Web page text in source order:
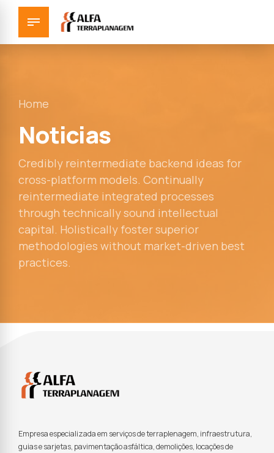
Home
Noticias
Credibly reintermediate backend ideas for
cross-platform models. Continually
reintermediate integrated processes
through technically sound intellectual
capital. Holistically foster superior
methodologies without market-driven best
practices.
Empresa especializada em serviços de terraplenagem, infraestrutura,
guias e sarjetas, pavimentação asfáltica, demolições, locações de